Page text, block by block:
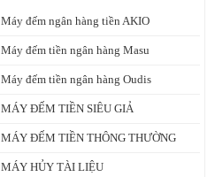
Máy đếm ngân hàng tiền AKIO
Máy đếm tiền ngân hàng Masu
Máy đếm tiền ngân hàng Oudis
MÁY ĐẾM TIỀN SIÊU GIẢ
MÁY ĐẾM TIỀN THÔNG THƯỜNG
MÁY HỦY TÀI LIỆU